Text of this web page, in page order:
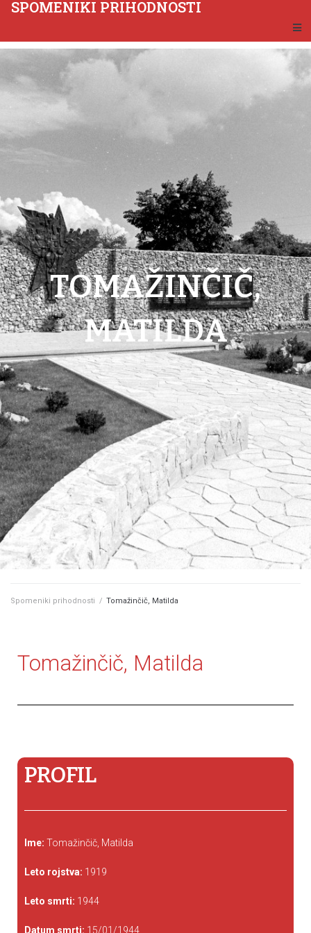
SPOMENIKI PRIHODNOSTI
TOMAŽINČIČ,
MATILDA
Spomeniki prihodnosti / Tomažinčič, Matilda
Tomažinčič, Matilda
PROFIL
Ime: Tomažinčič, Matilda
Leto rojstva: 1919
Leto smrti: 1944
Datum smrti: 15/01/1944